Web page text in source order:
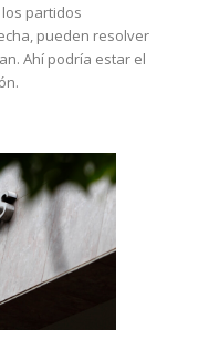
partidos
pueden resolver
Ahí podría estar el